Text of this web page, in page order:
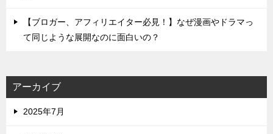
【ブロガー、アフィリエイター必見！】なぜ漫画やドラマっ
て同じような展開なのに面白いの？
アーカイブ
2025年7月